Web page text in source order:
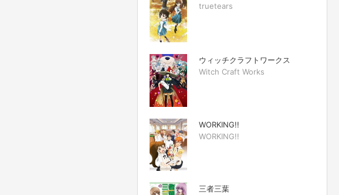
truetears
ウィッチクラフトワークス
Witch Craft Works
WORKING!!
WORKING!!
三者三葉